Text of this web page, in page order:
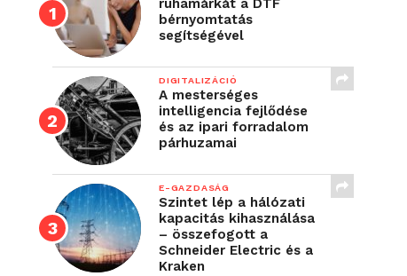
ruhamárkát a DTF
bérnyomtatás
segítségével
DIGITALIZÁCIÓ
A mesterséges
intelligencia fejlődése
és az ipari forradalom
párhuzamai
E-GAZDASÁG
Szintet lép a hálózati
kapacitás kihasználása
– összefogott a
Schneider Electric és a
Kraken